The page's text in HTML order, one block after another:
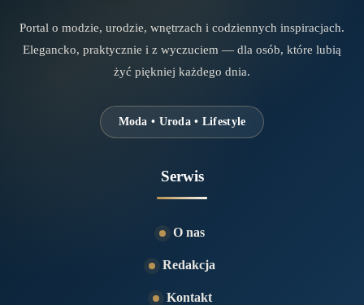
Portal o modzie, urodzie, wnętrzach i codziennych inspiracjach.
Elegancko, praktycznie i z wyczuciem — dla osób, które lubią
żyć piękniej każdego dnia.
Moda • Uroda • Lifestyle
Serwis
O nas
Redakcja
Kontakt